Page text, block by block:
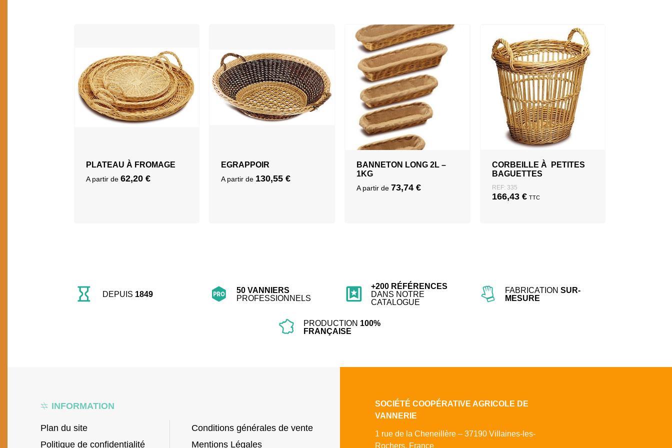
PLATEAU À FROMAGE
A partir de 62,20 €
EGRAPPOIR
A partir de 130,55€
BANNETON LONG 2L –
1KG
A partir de 73,74 €
CORBEILLE À PETITES
BAGUETTES
REF: 335
166,43 € TTC
DEPUIS 1849
50 VANNIERS
PROFESSIONNELS
+200 RÉFÉRENCES
DANS NOTRE
CATALOGUE
FABRICATION SUR-
MESURE
PRODUCTION 100%
FRANÇAISE
INFORMATION
Plan du site
Politique de confidentialité
Conditions générales de vente
Mentions Légales
SOCIÉTÉ COOPÉRATIVE AGRICOLE DE
VANNERIE
1 rue de la Cheneillère – 37190 Villaines-les-
Rochers, France